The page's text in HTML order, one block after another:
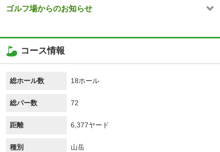
ゴルフ場からのお知らせ
コース情報
総ホール数 18ホール
総パー数 72
距離 6,377ヤード
種別 山岳